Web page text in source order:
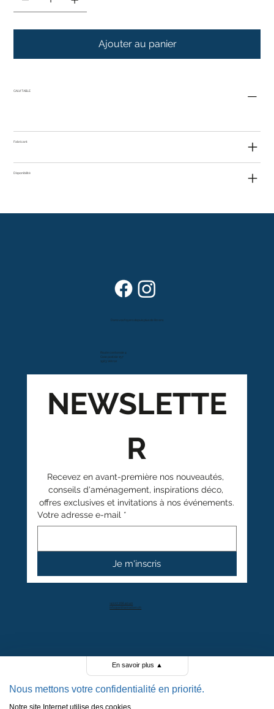
Ajouter au panier
CALVI TABLE
Fabricant
Disponibilité
Route cantonale 4
Case postale 157
1963 Vétroz
Dans vos foyers depuis plus de 80 ans
+41 27 766 40 40
info@anthamatten.ch
NEWSLETTE
R
Recevez en avant-première nos nouveautés,
conseils d'aménagement, inspirations déco,
offres exclusives et invitations à nos événements.
Votre adresse e-mail *
Je m'inscris
4.4
+ de 100 avis clients
En savoir plus ▲
Nous mettons votre confidentialité en priorité.
Notre site Internet utilise des cookies.